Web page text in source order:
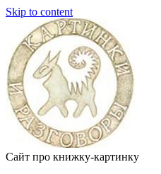
Skip to content
Сайт про книжку-картинку